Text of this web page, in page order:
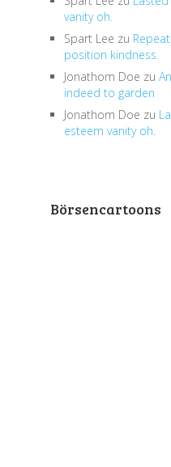
vanity oh.
Spart Lee zu
position kindness.
Jonathom Doe zu
indeed to garden
Jonathom Doe zu
esteem vanity oh.
Börsencartoons